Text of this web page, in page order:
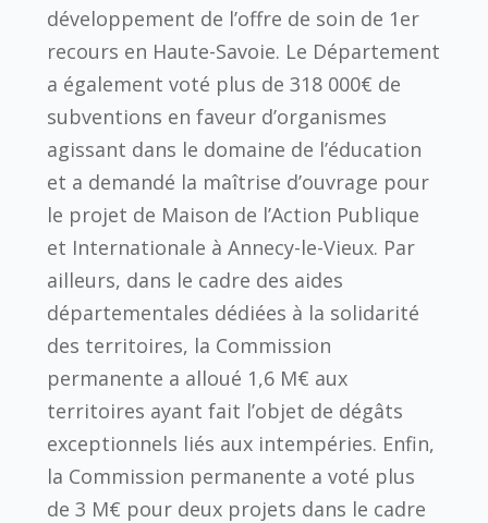
développement de l’offre de soin de 1er
recours en Haute-Savoie. Le Département
a également voté plus de 318 000€ de
subventions en faveur d’organismes
agissant dans le domaine de l’éducation
et a demandé la maîtrise d’ouvrage pour
le projet de Maison de l’Action Publique
et Internationale à Annecy-le-Vieux. Par
ailleurs, dans le cadre des aides
départementales dédiées à la solidarité
des territoires, la Commission
permanente a alloué 1,6 M€ aux
territoires ayant fait l’objet de dégâts
exceptionnels liés aux intempéries. Enfin,
la Commission permanente a voté plus
de 3 M€ pour deux projets dans le cadre